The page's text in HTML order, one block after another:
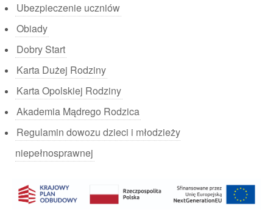
Ubezpieczenie uczniów
Obiady
Dobry Start
Karta Dużej Rodziny
Karta Opolskiej Rodziny
Akademia Mądrego Rodzica
Regulamin dowozu dzieci i młodzieży
niepełnosprawnej